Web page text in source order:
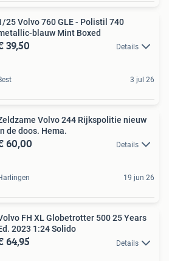
25 Volvo 760 GLE - Polistil 740
blauw Mint Boxed
39,50 Details
3 jul 26
Volvo 244 Rijkspolitie nieuw
de doos. Hema.
60,00 Details
19 jun 26
FH XL Globetrotter 500 25 Years
2023 1:24 Solido
64,95 Details